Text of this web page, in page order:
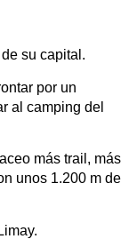
su capital.
por un
al camping del
más trail, más
unos 1.200 m de